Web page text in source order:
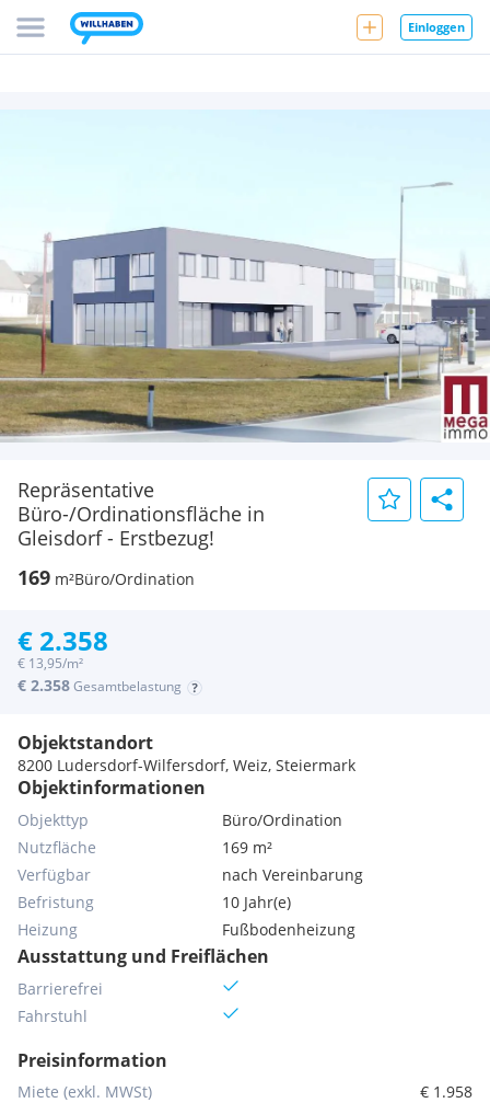
Einloggen
Repräsentative
Büro-/Ordinationsfläche in
Gleisdorf - Erstbezug!
169 m²Büro/Ordination
€ 2.358
€ 13,95/m²
€ 2.358Gesamtbelastung
Objektstandort
8200 Ludersdorf-Wilfersdorf, Weiz, Steiermark
Objektinformationen
Objekttyp
Büro/Ordination
Nutzfläche
169 m²
Verfügbar
nach Vereinbarung
Befristung
10 Jahr(e)
Heizung
Fußbodenheizung
Ausstattung und Freiflächen
Barrierefrei
Fahrstuhl
Preisinformation
Miete (exkl. MWSt)
€ 1.958